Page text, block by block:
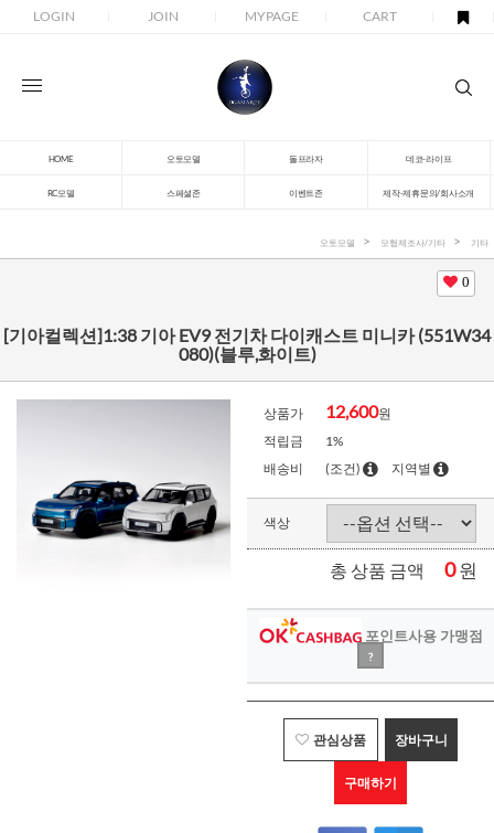
LOGIN JOIN MYPAGE CART
HOME 오토모델 돌프라자 데코-라이프
RC모델 스페셜존 이벤트존 제작-제휴문의/회사소개
오토모델 모형제조사/기타 기타
0
[기아컬렉션]1:38 기아 EV9 전기차 다이캐스트 미니카 (551W34
080)(블루,화이트)
상품가 12,600원
적립금
1%
배송비
(조건) 지역별
색상
총 상품 금액 0원
포인트사용 가맹점
?
관심상품 장바구니
구매하기